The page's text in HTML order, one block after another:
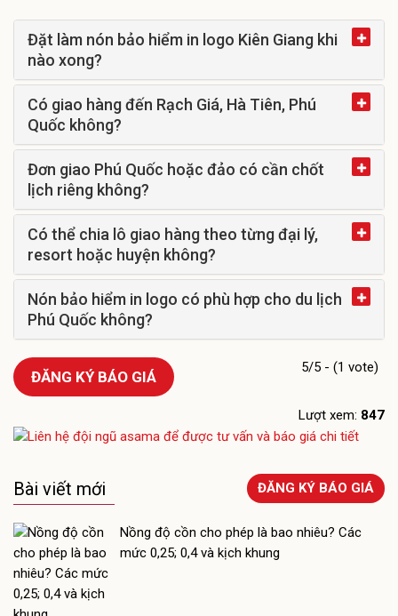
Đặt làm nón bảo hiểm in logo Kiên Giang khi
nào xong?
Có giao hàng đến Rạch Giá, Hà Tiên, Phú
Quốc không?
Đơn giao Phú Quốc hoặc đảo có cần chốt
lịch riêng không?
Có thể chia lô giao hàng theo từng đại lý,
resort hoặc huyện không?
Nón bảo hiểm in logo có phù hợp cho du lịch
Phú Quốc không?
5/5 - (1 vote)
ĐĂNG KÝ BÁO GIÁ
Lượt xem: 847
Bài viết mới ĐĂNG KÝ BÁO GIÁ
Nồng độ cồn cho phép là bao nhiêu? Các
mức 0,25; 0,4 và kịch khung